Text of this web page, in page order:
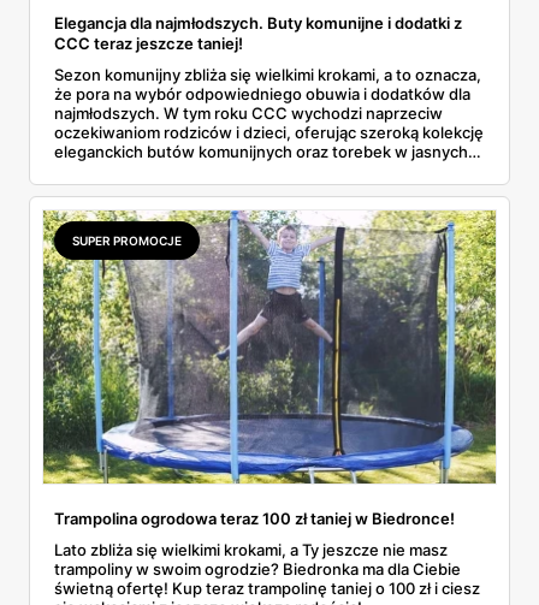
Elegancja dla najmłodszych. Buty komunijne i dodatki z
CCC teraz jeszcze taniej!
Sezon komunijny zbliża się wielkimi krokami, a to oznacza,
że pora na wybór odpowiedniego obuwia i dodatków dla
najmłodszych. W tym roku CCC wychodzi naprzeciw
oczekiwaniom rodziców i dzieci, oferując szeroką kolekcję
eleganckich butów komunijnych oraz torebek w jasnych,
ALL20 można zyskać 20 zł zniżki!
SUPER PROMOCJE
Trampolina ogrodowa teraz 100 zł taniej w Biedronce!
Lato zbliża się wielkimi krokami, a Ty jeszcze nie masz
trampoliny w swoim ogrodzie? Biedronka ma dla Ciebie
świetną ofertę! Kup teraz trampolinę taniej o 100 zł i ciesz